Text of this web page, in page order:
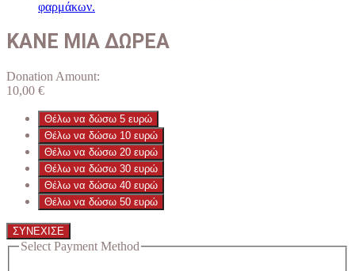
φαρμάκων.
ΚΑΝΕ ΜΙΑ ΔΩΡΕΑ
Donation Amount:
10,00 €
Θέλω να δώσω 5 ευρώ
Θέλω να δώσω 10 ευρώ
Θέλω να δώσω 20 ευρώ
Θέλω να δώσω 30 ευρώ
Θέλω να δώσω 40 ευρώ
Θέλω να δώσω 50 ευρώ
ΣΥΝΕΧΙΣΕ
Select Payment Method